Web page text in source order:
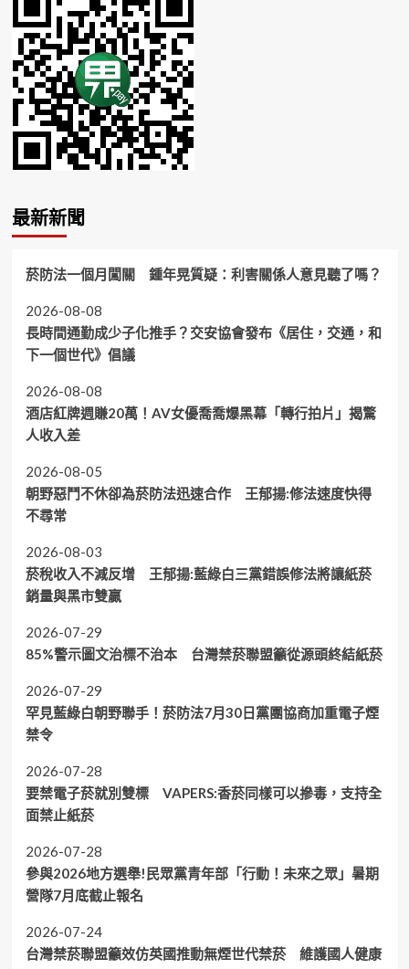
最新新聞
菸防法一個月闖關 鍾年晃質疑：利害關係人意見聽了嗎？
2026-08-08
長時間通勤成少子化推手？交安協會發布《居住，交通，和
下一個世代》倡議
2026-08-08
酒店紅牌週賺20萬！AV女優喬喬爆黑幕「轉行拍片」揭驚
人收入差
2026-08-05
朝野惡鬥不休卻為菸防法迅速合作 王郁揚:修法速度快得
不尋常
2026-08-03
菸稅收入不減反增 王郁揚:藍綠白三黨錯誤修法將讓紙菸
銷量與黑市雙贏
2026-07-29
85%警示圖文治標不治本 台灣禁菸聯盟籲從源頭終結紙菸
2026-07-29
罕見藍綠白朝野聯手！菸防法7月30日黨團協商加重電子煙
禁令
2026-07-28
要禁電子菸就別雙標 VAPERS:香菸同樣可以摻毒，支持全
面禁止紙菸
2026-07-28
參與2026地方選舉!民眾黨青年部「行動！未來之眾」暑期
營隊7月底截止報名
2026-07-24
台灣禁菸聯盟籲效仿英國推動無煙世代禁菸 維護國人健康